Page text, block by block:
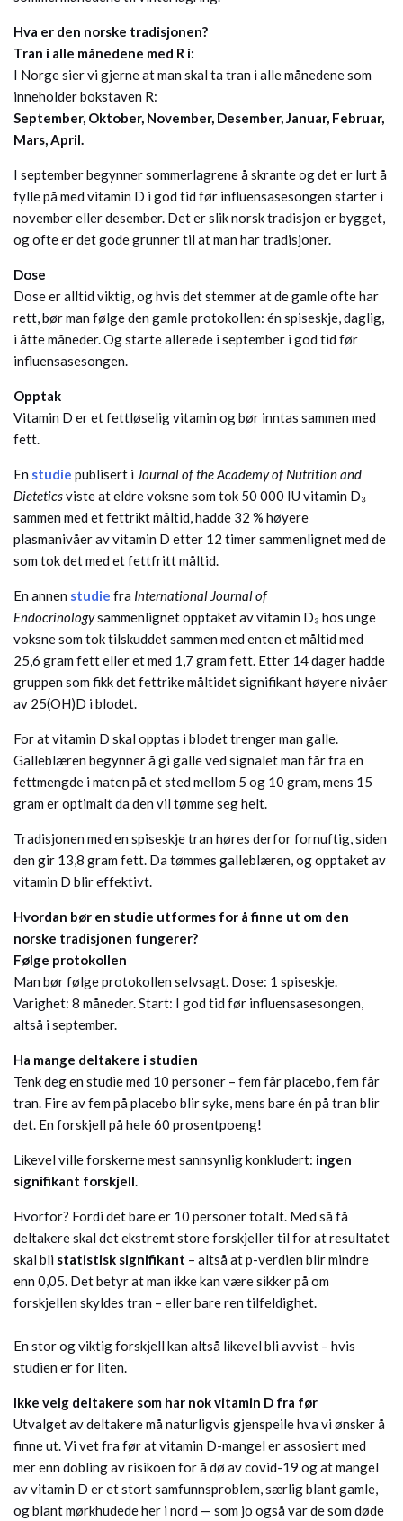
Hva er den norske tradisjonen?
Tran i alle månedene med R i:
I Norge sier vi gjerne at man skal ta tran i alle månedene som
inneholder bokstaven R:
September, Oktober, November, Desember, Januar, Februar,
Mars, April.
I september begynner sommerlagrene å skrante og det er lurt å
fylle på med vitamin D i god tid før influensasesongen starter i
november eller desember. Det er slik norsk tradisjon er bygget,
og ofte er det gode grunner til at man har tradisjoner.
Dose
Dose er alltid viktig, og hvis det stemmer at de gamle ofte har
rett, bør man følge den gamle protokollen: én spiseskje, daglig,
i åtte måneder. Og starte allerede i september i god tid før
influensasesongen.
Opptak
Vitamin D er et fettløselig vitamin og bør inntas sammen med
fett.
En studie publisert i Journal of the Academy of Nutrition and
Dieteticsviste at eldre voksne som tok 50 000 IU vitamin D₃
sammen med et fettrikt måltid, hadde 32 % høyere
plasmanivåer av vitamin D etter 12 timer sammenlignet med de
som tok det med et fettfritt måltid.
En annen studie fra International Journal of
Endocrinologysammenlignet opptaket av vitamin D₃ hos unge
voksne som tok tilskuddet sammen med enten et måltid med
25,6 gram fett eller et med 1,7 gram fett. Etter 14 dager hadde
gruppen som fikk det fettrike måltidet signifikant høyere nivåer
av 25(OH)D i blodet.
For at vitamin D skal opptas i blodet trenger man galle.
Galleblæren begynner å gi galle ved signalet man får fra en
fettmengde i maten på et sted mellom 5 og 10 gram, mens 15
gram er optimalt da den vil tømme seg helt.
Tradisjonen med en spiseskje tran høres derfor fornuftig, siden
den gir 13,8 gram fett. Da tømmes galleblæren, og opptaket av
vitamin D blir effektivt.
Hvordan bør en studie utformes for å finne ut om den
norske tradisjonen fungerer?
Følge protokollen
Man bør følge protokollen selvsagt. Dose: 1 spiseskje.
Varighet: 8 måneder. Start: I god tid før influensasesongen,
altså i september.
Ha mange deltakere i studien
Tenk deg en studie med 10 personer – fem får placebo, fem får
tran. Fire av fem på placebo blir syke, mens bare én på tran blir
det. En forskjell på hele 60 prosentpoeng!
Likevel ville forskerne mest sannsynlig konkludert: ingen
signifikant forskjell.
Hvorfor? Fordi det bare er 10 personer totalt. Med så få
deltakere skal det ekstremt store forskjeller til for at resultatet
skal bli statistisk signifikant – altså at p-verdien blir mindre
enn 0,05. Det betyr at man ikke kan være sikker på om
forskjellen skyldes tran – eller bare ren tilfeldighet.
En stor og viktig forskjell kan altså likevel bli avvist – hvis
studien er for liten.
Ikke velg deltakere som har nok vitamin D fra før
Utvalget av deltakere må naturligvis gjenspeile hva vi ønsker å
finne ut. Vi vet fra før at vitamin D-mangel er assosiert med
mer enn dobling av risikoen for å dø av covid-19 og at mangel
av vitamin D er et stort samfunnsproblem, særlig blant gamle,
og blant mørkhudede her i nord — som jo også var de som døde